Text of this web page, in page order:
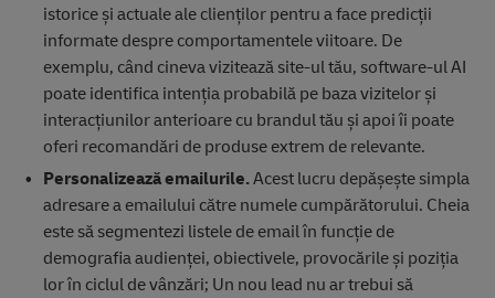
istorice și actuale ale clienților pentru a face predicții
informate despre comportamentele viitoare. De
exemplu, când cineva vizitează site-ul tău, software-ul AI
poate identifica intenția probabilă pe baza vizitelor și
interacțiunilor anterioare cu brandul tău și apoi îi poate
oferi recomandări de produse extrem de relevante.
Personalizează emailurile.Acest lucru depășește simpla
adresare a emailului către numele cumpărătorului. Cheia
este să segmentezi listele de email în funcție de
demografia audienței, obiectivele, provocările și poziția
lor în ciclul de vânzări; Un nou lead nu ar trebui să